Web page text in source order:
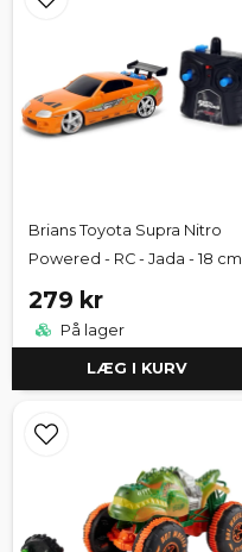
Brians Toyota Supra Nitro
Powered - RC - Jada - 18 cm
279 kr
På lager
LÆG I KURV